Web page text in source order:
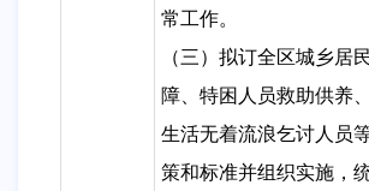
常工作。
（三）拟订全区城乡居
障、特困人员救助供养
生活无着流浪乞讨人员
策和标准并组织实施，